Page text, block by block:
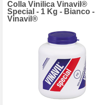
Colla Vinilica Vinavil®
Special - 1 Kg - Bianco -
Vinavil®